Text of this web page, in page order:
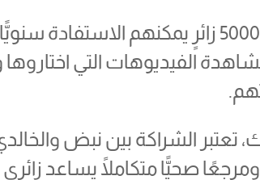
أكثر من 5000 زائرٍ يمكنهم
الفيديوهات التي اختاروها
تعتبر الشراكة بين نبض
ومرجعًا صحيًّا متكاملًا يساعد زائري